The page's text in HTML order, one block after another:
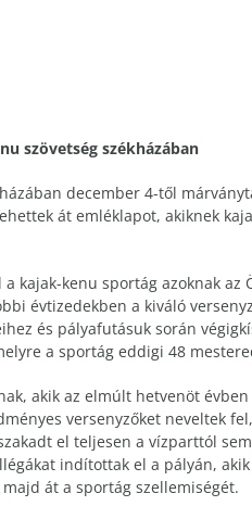
szövetség székházában
december 4-től
át emléklapot, akiknek
kajak-kenu sportág azoknak az
évtizedekben a kiváló
és pályafutásuk során
a sportág eddigi 48
akik az elmúlt hetvenöt
versenyzőket neveltek
el teljesen a vízparttól
indítottak el a pályán,
át a sportág szellemiségét.